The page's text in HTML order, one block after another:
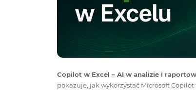
Copilot w Excel – AI w analizie i
pokazuje, jak wykorzystać Microsoft